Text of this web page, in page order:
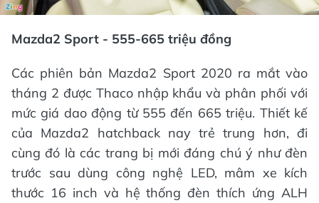
Mazda2 Sport - 555-665 triệu đồng
Các phiên bản Mazda2 Sport 2020 ra mắt vào
tháng 2 được Thaco nhập khẩu và phân phối với
mức giá dao động từ 555 đến 665 triệu. Thiết kế
của Mazda2 hatchback nay trẻ trung hơn, đi
cùng đó là các trang bị mới đáng chú ý như đèn
trước sau dùng công nghệ LED, mâm xe kích
thước 16 inch và hệ thống đèn thích ứng ALH